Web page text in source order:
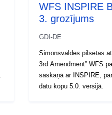
WFS INSPIRE
3. grozījums
GDI-DE
Simonsvaldes pilsētas
3rd Amendment” WFS
saskaņā ar INSPIRE,
datu kopu 5.0. versijā.